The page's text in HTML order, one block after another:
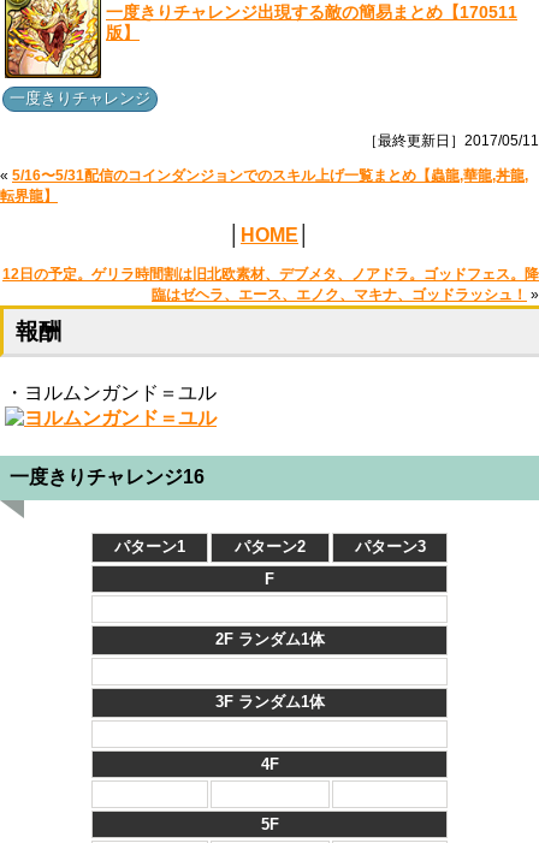
一度きりチャレンジ出現する敵の簡易まとめ【170511
版】
一度きりチャレンジ
［最終更新日］2017/05/11
« 5/16〜5/31配信のコインダンジョンでのスキル上げ一覧まとめ【蟲龍,華龍,丼龍,
転界龍】
HOME
12日の予定。ゲリラ時間割は旧北欧素材、デブメタ、ノアドラ。ゴッドフェス。降
臨はゼヘラ、エース、エノク、マキナ、ゴッドラッシュ！ »
報酬
・ヨルムンガンド＝ユル
一度きりチャレンジ16
パターン1 パターン2
パターン3
F
2F ランダム1体
3F ランダム1体
4F
5F